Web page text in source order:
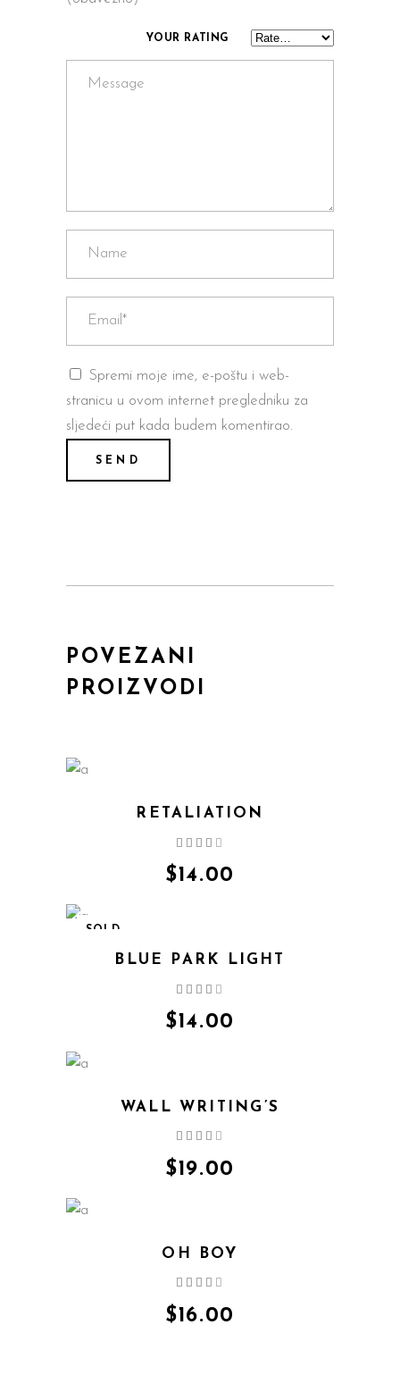
YOUR RATING
Spremi moje ime, e-poštu i web-
stranicu u ovom internet pregledniku za
sljedeći put kada budem komentirao.
POVEZANI
PROIZVODI
RETALIATION
od 5
$14.00
SOLD
BLUE PARK LIGHT
od 5
$14.00
WALL WRITING’S
od 5
$19.00
OH BOY
od 5
$16.00